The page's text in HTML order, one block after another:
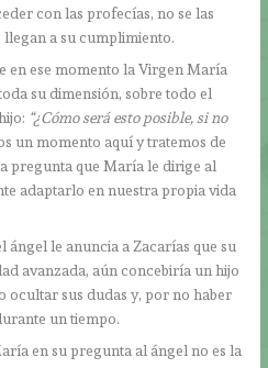
con las profecías, no se las
a su cumplimiento.
en ese momento la Virgen María
su dimensión, sobre todo el
“¿Cómo será esto posible, si no
un momento aquí y tratemos de
pregunta que María le dirige al
adaptarlo en nuestra propia vida
ángel le anuncia a Zacarías que su
avanzada, aún concebiría un hijo
ocultar sus dudas y, por no haber
un tiempo.
en su pregunta al ángel no es la